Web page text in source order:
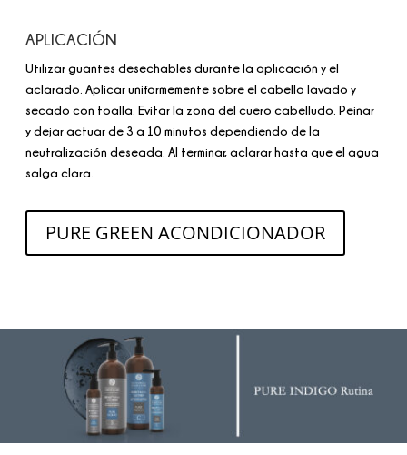
APLICACIÓN
Utilizar guantes desechables durante la aplicación y el
aclarado. Aplicar uniformemente sobre el cabello lavado y
secado con toalla. Evitar la zona del cuero cabelludo. Peinar
y dejar actuar de 3 a 10 minutos dependiendo de la
neutralización deseada. Al terminar, aclarar hasta que el agua
salga clara.
PURE GREEN ACONDICIONADOR